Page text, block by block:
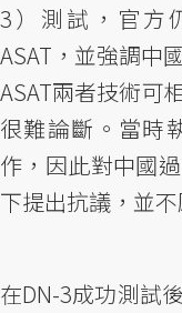
3）測試，官方
ASAT，並強調中
ASAT兩者技術可
很難論斷。當時
作，因此對中國
下提出抗議，並
在DN-3成功測試